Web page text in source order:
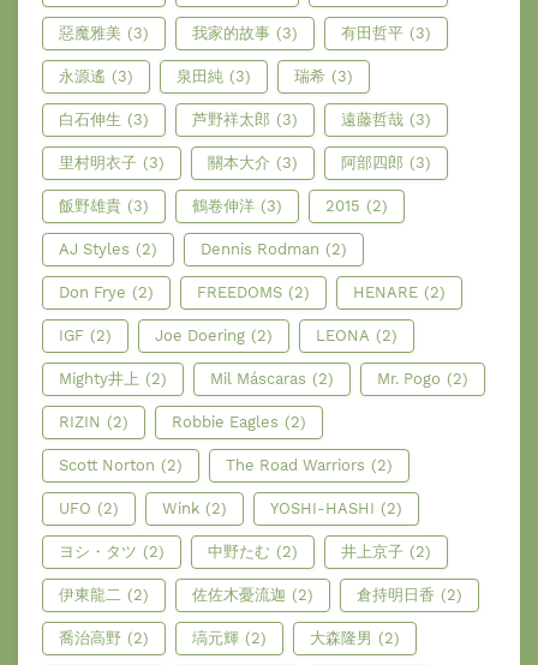
惡魔雅美 (3) 我家的故事 (3) 有田哲平 (3)
永源遙 (3) 泉田純 (3) 瑞希 (3)
白石伸生 (3) 芦野祥太郎 (3) 遠藤哲哉 (3)
里村明衣子 (3) 關本大介 (3) 阿部四郎 (3)
飯野雄貴 (3) 鶴卷伸洋 (3) 2015 (2)
AJ Styles (2) Dennis Rodman (2)
Don Frye (2) FREEDOMS (2) HENARE (2)
IGF (2) Joe Doering (2) LEONA (2)
Mighty井上 (2) Mil Máscaras (2) Mr. Pogo (2)
RIZIN (2) Robbie Eagles (2)
Scott Norton (2) The Road Warriors (2)
UFO (2) Wink (2) YOSHI-HASHI (2)
ヨシ・タツ (2) 中野たむ (2) 井上京子 (2)
伊東龍二 (2) 佐佐木憂流迦 (2) 倉持明日香 (2)
喬治高野 (2) 塙元輝 (2) 大森隆男 (2)